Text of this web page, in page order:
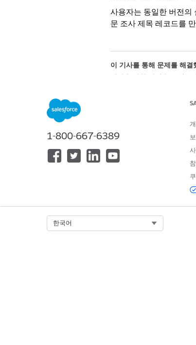
사용자는 동일한 버전의
문 조사 제목 레코드를
이 기사를 통해 문제를 해결
개선을 위한 의견을 보내주세
1-800-667-6389
한국어